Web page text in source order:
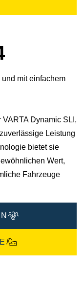
mit einfachem
Dynamic SLI,
Leistung
bietet sie
Wert,
Fahrzeuge